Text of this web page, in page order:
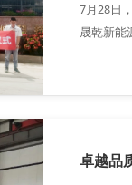
7月28日
晟乾新能
卓越品